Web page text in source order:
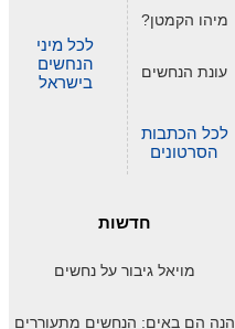
מיהו הקמטן?
עונת הנחשים
לכל הכתבות
הסרטונים
לכל מיני
הנחשים
בישראל
חדשות
מויאל גיבור על נחשים
הנה הם באים: הנחשים מתעוררים